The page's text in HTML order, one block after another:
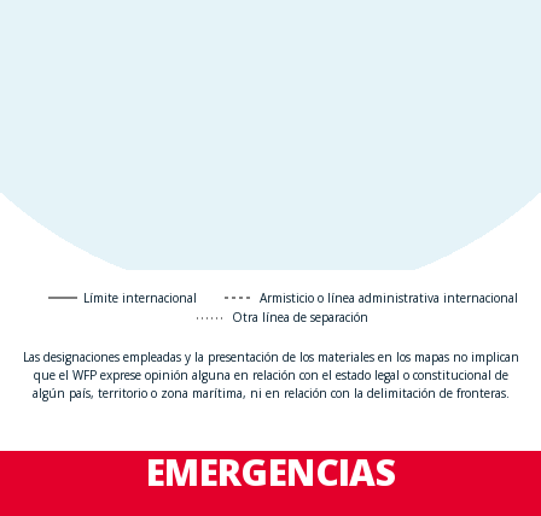
Límite internacional
Armisticio o línea administrativa internacional
Otra línea de separación
Las designaciones empleadas y la presentación de los materiales en los mapas no implican
que el WFP exprese opinión alguna en relación con el estado legal o constitucional de
algún país, territorio o zona marítima, ni en relación con la delimitación de fronteras.
EMERGENCIAS